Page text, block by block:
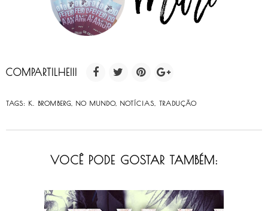
COMPARTILHE!!!
TAGS: K. BROMBERG NO MUNDO NOTÍCIAS TRADUÇÃO
VOCÊ PODE GOSTAR TAMBÉM: